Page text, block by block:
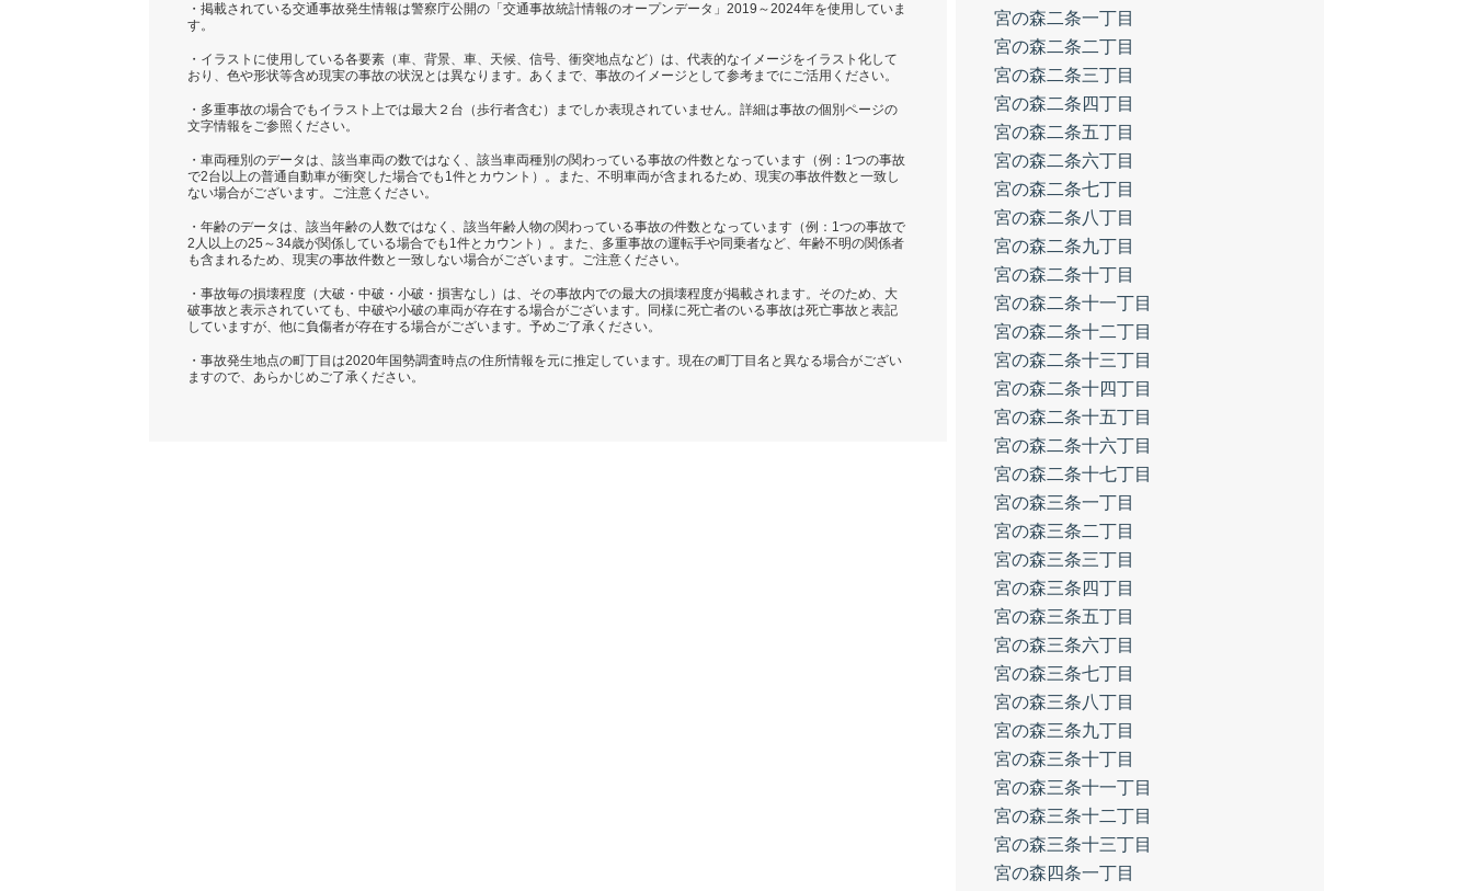
・掲載されている交通事故発生情報は警察庁公開の「交通事故統計情報のオープンデータ」2019～2024年を使用していま
す。
・イラストに使用している各要素（車、背景、車、天候、信号、衝突地点など）は、代表的なイメージをイラスト化して
おり、色や形状等含め現実の事故の状況とは異なります。あくまで、事故のイメージとして参考までにご活用ください。
・多重事故の場合でもイラスト上では最大２台（歩行者含む）までしか表現されていません。詳細は事故の個別ページの
文字情報をご参照ください。
・車両種別のデータは、該当車両の数ではなく、該当車両種別の関わっている事故の件数となっています（例：1つの事故
で2台以上の普通自動車が衝突した場合でも1件とカウント）。また、不明車両が含まれるため、現実の事故件数と一致し
ない場合がございます。ご注意ください。
・年齢のデータは、該当年齢の人数ではなく、該当年齢人物の関わっている事故の件数となっています（例：1つの事故で
2人以上の25～34歳が関係している場合でも1件とカウント）。また、多重事故の運転手や同乗者など、年齢不明の関係者
も含まれるため、現実の事故件数と一致しない場合がございます。ご注意ください。
・事故毎の損壊程度（大破・中破・小破・損害なし）は、その事故内での最大の損壊程度が掲載されます。そのため、大
破事故と表示されていても、中破や小破の車両が存在する場合がございます。同様に死亡者のいる事故は死亡事故と表記
していますが、他に負傷者が存在する場合がございます。予めご了承ください。
・事故発生地点の町丁目は2020年国勢調査時点の住所情報を元に推定しています。現在の町丁目名と異なる場合がござい
ますので、あらかじめご了承ください。
宮の森二条一丁目
宮の森二条二丁目
宮の森二条三丁目
宮の森二条四丁目
宮の森二条五丁目
宮の森二条六丁目
宮の森二条七丁目
宮の森二条八丁目
宮の森二条九丁目
宮の森二条十丁目
宮の森二条十一丁目
宮の森二条十二丁目
宮の森二条十三丁目
宮の森二条十四丁目
宮の森二条十五丁目
宮の森二条十六丁目
宮の森二条十七丁目
宮の森三条一丁目
宮の森三条二丁目
宮の森三条三丁目
宮の森三条四丁目
宮の森三条五丁目
宮の森三条六丁目
宮の森三条七丁目
宮の森三条八丁目
宮の森三条九丁目
宮の森三条十丁目
宮の森三条十一丁目
宮の森三条十二丁目
宮の森三条十三丁目
宮の森四条一丁目